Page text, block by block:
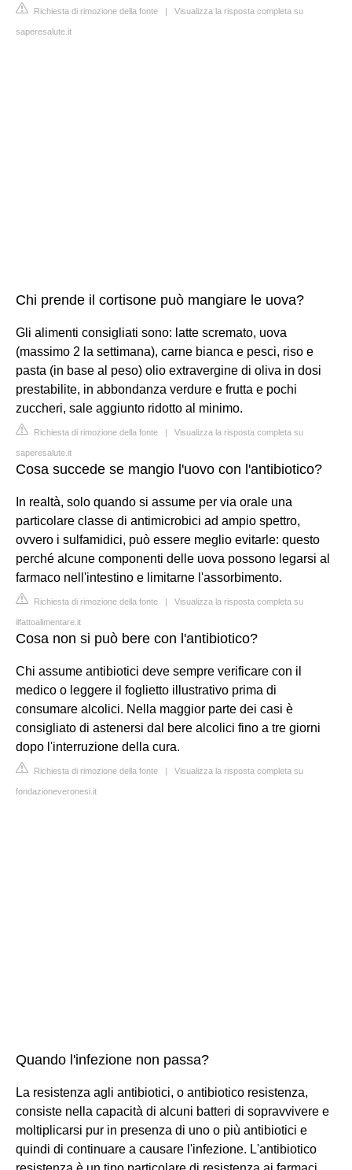
Richiesta di rimozione della fonte | Visualizza la risposta completa su
saperesalute.it
Chi prende il cortisone può mangiare le uova?
Gli alimenti consigliati sono: latte scremato, uova
(massimo 2 la settimana), carne bianca e pesci, riso e
pasta (in base al peso) olio extravergine di oliva in dosi
prestabilite, in abbondanza verdure e frutta e pochi
zuccheri, sale aggiunto ridotto al minimo.
Richiesta di rimozione della fonte | Visualizza la risposta completa su
saperesalute.it
Cosa succede se mangio l'uovo con l'antibiotico?
In realtà, solo quando si assume per via orale una
particolare classe di antimicrobici ad ampio spettro,
ovvero i sulfamidici, può essere meglio evitarle: questo
perché alcune componenti delle uova possono legarsi al
farmaco nell'intestino e limitarne l'assorbimento.
Richiesta di rimozione della fonte | Visualizza la risposta completa su
ilfattoalimentare.it
Cosa non si può bere con l'antibiotico?
Chi assume antibiotici deve sempre verificare con il
medico o leggere il foglietto illustrativo prima di
consumare alcolici. Nella maggior parte dei casi è
consigliato di astenersi dal bere alcolici fino a tre giorni
dopo l'interruzione della cura.
Richiesta di rimozione della fonte | Visualizza la risposta completa su
fondazioneveronesi.it
Quando l'infezione non passa?
La resistenza agli antibiotici, o antibiotico resistenza,
consiste nella capacità di alcuni batteri di sopravvivere e
moltiplicarsi pur in presenza di uno o più antibiotici e
quindi di continuare a causare l'infezione. L'antibiotico